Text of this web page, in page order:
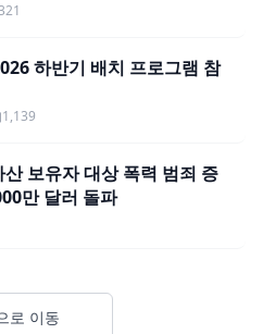
하반기 배치 프로그램 참
1,139
보유자 대상 폭력 범죄 증
만 달러 돌파
로 이동